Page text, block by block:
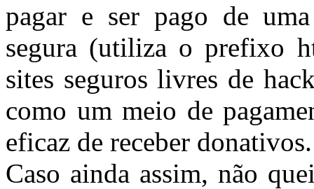
pagar e ser pago de
segura (utiliza o prefixo
sites seguros livres de
como um meio de
eficaz de receber donativos.
Caso ainda assim, não